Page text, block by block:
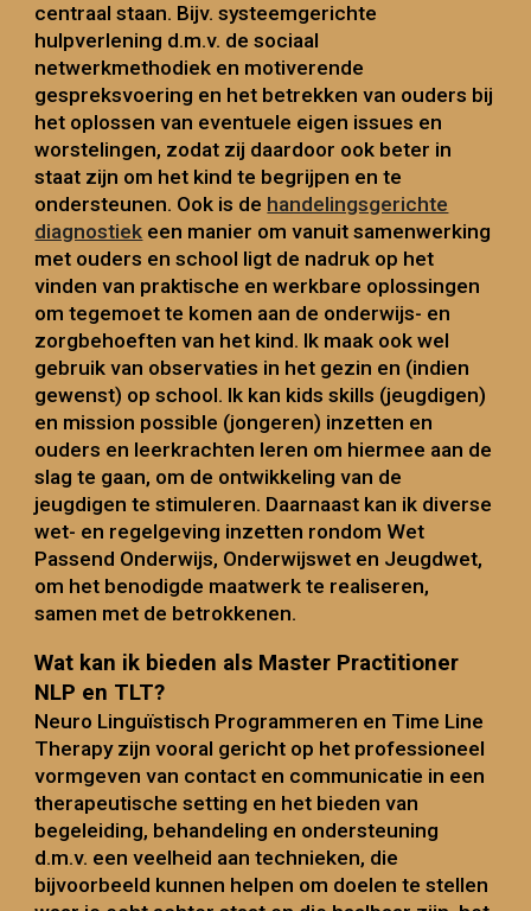
centraal staan. Bijv. systeemgerichte
hulpverlening d.m.v. de sociaal
netwerkmethodiek en motiverende
gespreksvoering en het betrekken van ouders bij
het oplossen van eventuele eigen issues en
worstelingen, zodat zij daardoor ook beter in
staat zijn om het kind te begrijpen en te
ondersteunen. Ook is de handelingsgerichte
diagnostiek een manier om vanuit samenwerking
met ouders en school ligt de nadruk op het
vinden van praktische en werkbare oplossingen
om tegemoet te komen aan de onderwijs- en
zorgbehoeften van het kind. Ik maak ook wel
gebruik van observaties in het gezin en (indien
gewenst) op school. Ik kan kids skills (jeugdigen)
en mission possible (jongeren) inzetten en
ouders en leerkrachten leren om hiermee aan de
slag te gaan, om de ontwikkeling van de
jeugdigen te stimuleren. Daarnaast kan ik diverse
wet- en regelgeving inzetten rondom Wet
Passend Onderwijs, Onderwijswet en Jeugdwet,
om het benodigde maatwerk te realiseren,
samen met de betrokkenen.
Wat kan ik bieden als Master Practitioner
NLP en TLT?
Neuro Linguïstisch Programmeren en Time Line
Therapy zijn vooral gericht op het professioneel
vormgeven van contact en communicatie in een
therapeutische setting en het bieden van
begeleiding, behandeling en ondersteuning
d.m.v. een veelheid aan technieken, die
bijvoorbeeld kunnen helpen om doelen te stellen